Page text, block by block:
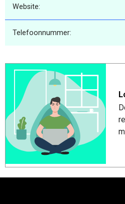
Website:
Telefoonnummer: